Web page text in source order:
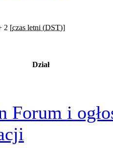
2 [czas letni (DST)]
Dział
Forum i